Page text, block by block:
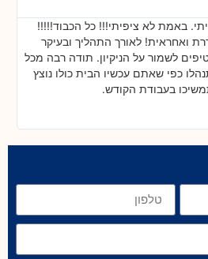
באמת לא ציפיתי!!! כל הכבוד!!!!!
ואחראית! לאורך התהליך ובעיקר
לשמור על הניקיון. תודה רבה מכל
כפי שאתם עכשיו הבית כולו נוצץ
בעבודת הקודש.